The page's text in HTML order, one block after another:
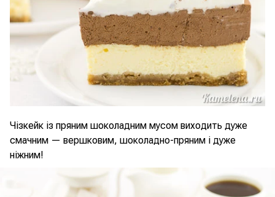
Чізкейк із пряним шоколадним мусом виходить дуже
смачним — вершковим, шоколадно-пряним і дуже
ніжним!